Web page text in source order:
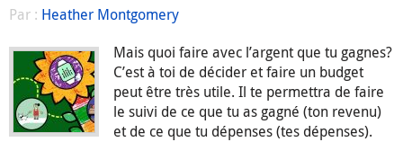
Par : Heather Montgomery
Mais quoi faire avec l’argent que tu gagnes?
C’est à toi de décider et faire un budget
peut être très utile. Il te permettra de faire
le suivi de ce que tu as gagné (ton revenu)
et de ce que tu dépenses (tes dépenses).